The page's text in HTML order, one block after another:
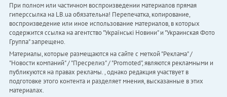
При полном или частичном воспроизведении материалов прямая
гиперссылка на LB.ua обязательна! Перепечатка, копирование,
воспроизведение или иное использование материалов, в которых
содержится ссылка на агентство "Українськi Новини" и "Украинская Фото
Группа" запрещено.
Материалы, которые размещаются на сайте с меткой "Реклама" /
"Новости компаний" / "Пресрелиз" / "Promoted", являются рекламными и
публикуются на правах рекламы. , однако редакция участвует в
подготовке этого контента и разделяет мнения, высказанные в этих
материалах.